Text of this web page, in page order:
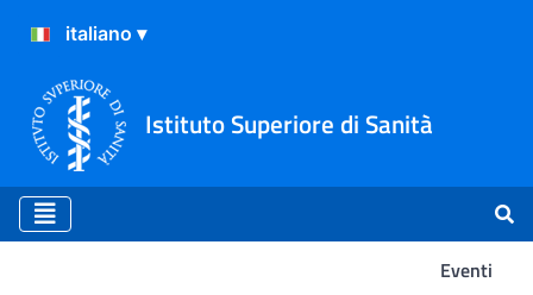
Istituto Superiore di Sanità
Eventi